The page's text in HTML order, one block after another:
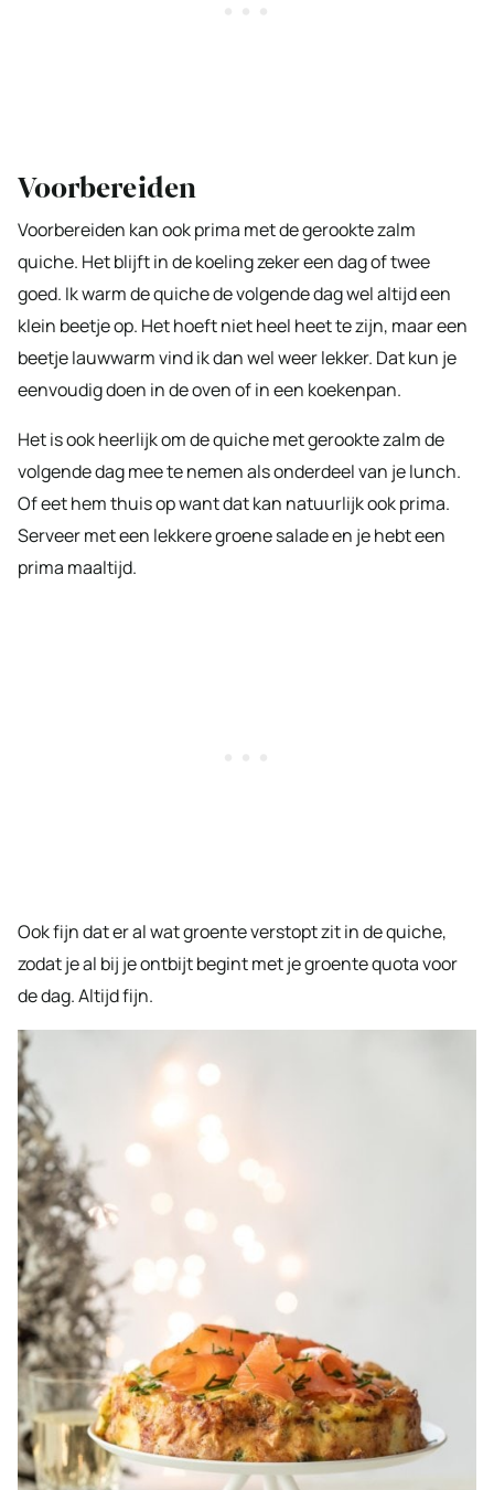
Voorbereiden
Voorbereiden kan ook prima met de gerookte zalm
quiche. Het blijft in de koeling zeker een dag of twee
goed. Ik warm de quiche de volgende dag wel altijd een
klein beetje op. Het hoeft niet heel heet te zijn, maar een
beetje lauwwarm vind ik dan wel weer lekker. Dat kun je
eenvoudig doen in de oven of in een koekenpan.
Het is ook heerlijk om de quiche met gerookte zalm de
volgende dag mee te nemen als onderdeel van je lunch.
Of eet hem thuis op want dat kan natuurlijk ook prima.
Serveer met een lekkere groene salade en je hebt een
prima maaltijd.
Ook fijn dat er al wat groente verstopt zit in de quiche,
zodat je al bij je ontbijt begint met je groente quota voor
de dag. Altijd fijn.